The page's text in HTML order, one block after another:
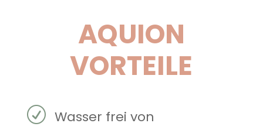
AQUION
VORTEILE
R Wasser frei von